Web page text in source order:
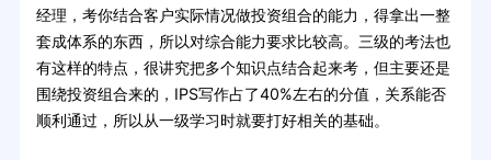
经理，考你结合客户实际情况做投资组合的能力，得拿出一整
套成体系的东西，所以对综合能力要求比较高。三级的考法也
有这样的特点，很讲究把多个知识点结合起来考，但主要还是
围绕投资组合来的，IPS写作占了40%左右的分值，关系能否
顺利通过，所以从一级学习时就要打好相关的基础。